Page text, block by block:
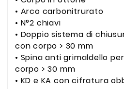
• Arco carbonitrurato
• N°2 chiavi
• Doppio sistema di
con corpo > 30 mm
• Spina anti grimaldello
corpo > 30 mm
• KD e KA con cifratura